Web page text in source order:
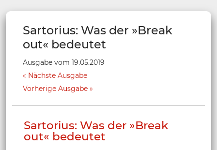
Sartorius: Was der »Break
out« bedeutet
Ausgabe vom 19.05.2019
Nächste Ausgabe
Vorherige Ausgabe
Sartorius: Was der »Break
out« bedeutet